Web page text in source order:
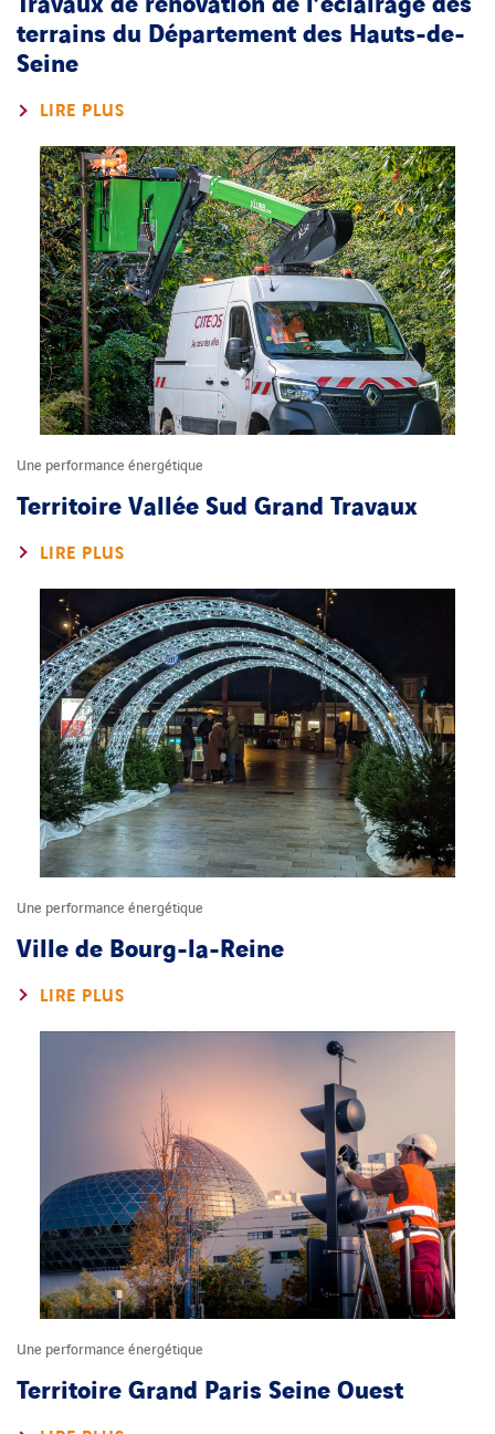
terrains du Département des Hauts-de-
Seine
LIRE PLUS
Une performance énergétique
Territoire Vallée Sud Grand Travaux
LIRE PLUS
Une performance énergétique
Ville de Bourg-la-Reine
LIRE PLUS
Une performance énergétique
Territoire Grand Paris Seine Ouest